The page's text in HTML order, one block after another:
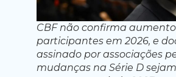
CBF não confirma
participantes em 2026, e
assinado por associações
mudanças na Série D